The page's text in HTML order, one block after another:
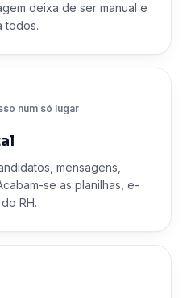
deixa de ser manual e
todos.
num só lugar
mensagens,
se as planilhas, e-
RH.